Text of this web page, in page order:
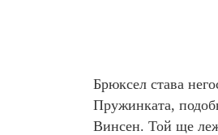
Брюксел става
Пружинката,
Винсен. Той ще